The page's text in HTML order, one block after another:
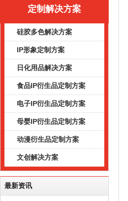
定制解决方案
硅胶多色解决方案
IP形象定制方案
日化用品解决方案
食品IP衍生品定制方案
电子IP衍生品定制方案
母婴IP衍生品定制方案
动漫衍生品定制方案
文创解决方案
最新资讯